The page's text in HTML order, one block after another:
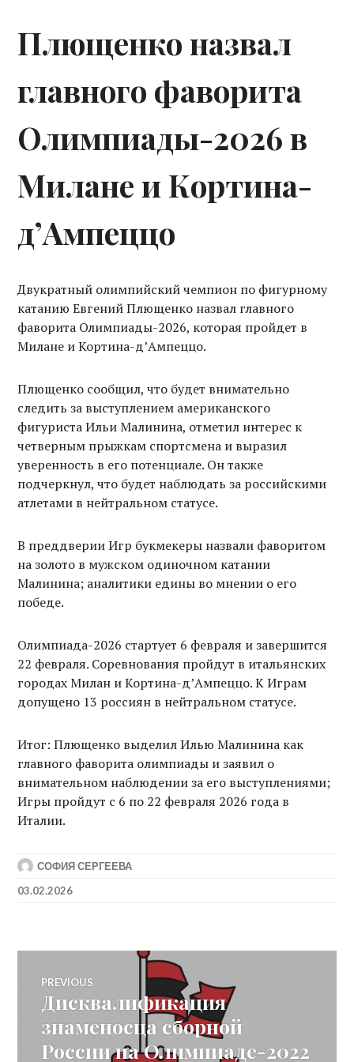
Плющенко назвал
главного фаворита
Олимпиады-2026 в
Милане и Кортина-
д’Ампеццо
Двукратный олимпийский чемпион по фигурному
катанию Евгений Плющенко назвал главного
фаворита Олимпиады-2026, которая пройдет в
Милане и Кортина-д’Ампеццо.
Плющенко сообщил, что будет внимательно
следить за выступлением американского
фигуриста Ильи Малинина, отметил интерес к
четверным прыжкам спортсмена и выразил
уверенность в его потенциале. Он также
подчеркнул, что будет наблюдать за российскими
атлетами в нейтральном статусе.
В преддверии Игр букмекеры назвали фаворитом
на золото в мужском одиночном катании
Малинина; аналитики едины во мнении о его
победе.
Олимпиада-2026 стартует 6 февраля и завершится
22 февраля. Соревнования пройдут в итальянских
городах Милан и Кортина-д’Ампеццо. К Играм
допущено 13 россиян в нейтральном статусе.
Итог: Плющенко выделил Илью Малинина как
главного фаворита олимпиады и заявил о
внимательном наблюдении за его выступлениями;
Игры пройдут с 6 по 22 февраля 2026 года в
Италии.
СОФИЯ СЕРГЕЕВА
03.02.2026
Post
navigation
PREVIOUS
Previous
post:
Дисквалификация
знаменосца сборной
России на Олимпиаде-2022